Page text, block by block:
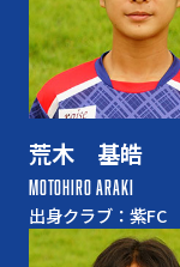
荒木 基皓
MOTOHIRO ARAKI
出身クラブ：紫FC